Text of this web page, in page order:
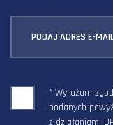
PODAJ ADRES E-
* Wyrażam
podanych
z działaniami